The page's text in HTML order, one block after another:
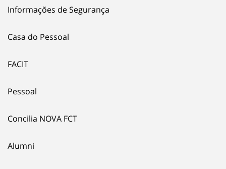
Informações de Segurança
Casa do Pessoal
FACIT
Pessoal
Concilia NOVA FCT
Alumni